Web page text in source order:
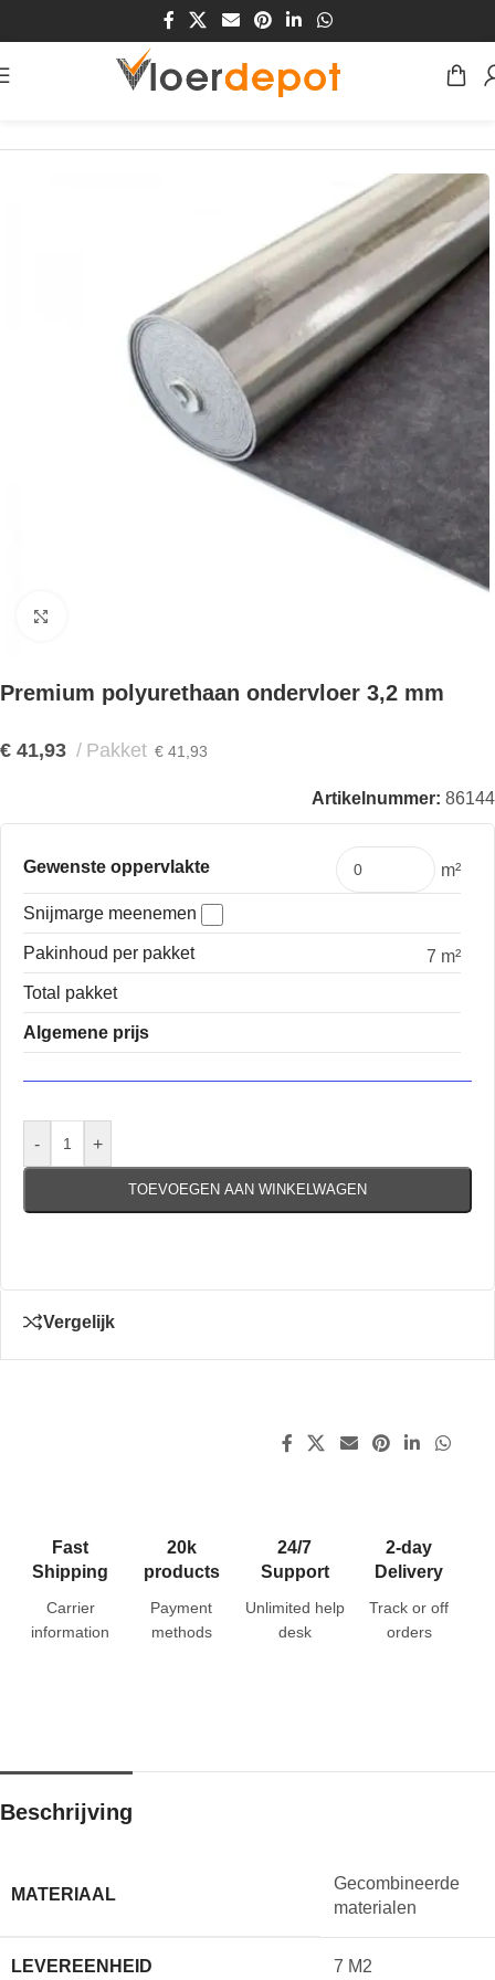
Premium polyurethaan ondervloer 3,2 mm
€ 41,93 Pakket € 41,93
Artikelnummer: 86144
Gewenste oppervlakte m²
Snijmarge meenemen
Pakinhoud per pakket
7 m²
Total pakket
Algemene prijs
- +
TOEVOEGEN AAN WINKELWAGEN
Vergelijk
Fast
Shipping
Carrier
information
20k
products
Payment
methods
24/7
Support
Unlimited help
desk
2-day
Delivery
Track or off
orders
Beschrijving
MATERIAAL
Gecombineerde
materialen
LEVEREENHEID 7 M2